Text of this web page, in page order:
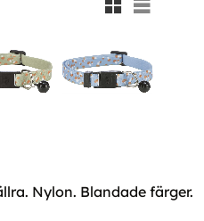
Nylon. Blandade färger.